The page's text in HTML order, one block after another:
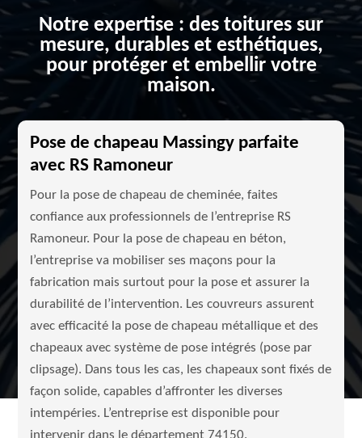
Notre expertise : des toitures sur
mesure, durables et esthétiques,
pour protéger et embellir votre
maison.
Pose de chapeau Massingy parfaite
avec RS Ramoneur
Pour la pose de chapeau de cheminée, faites
confiance aux professionnels de l’entreprise RS
Ramoneur. Pour la pose de chapeau en béton,
l’entreprise va mobiliser ses maçons pour la
fabrication mais surtout pour la pose et assurer la
durabilité de l’intervention. Les couvreurs assurent
avec efficacité la pose de chapeau métallique et des
chapeaux avec système de pose intégrés (pose par
clipsage). Dans tous les cas, les chapeaux sont fixés de
façon solide, capables d’affronter les diverses
intempéries. L’entreprise est disponible pour
intervenir dans le département 74150.